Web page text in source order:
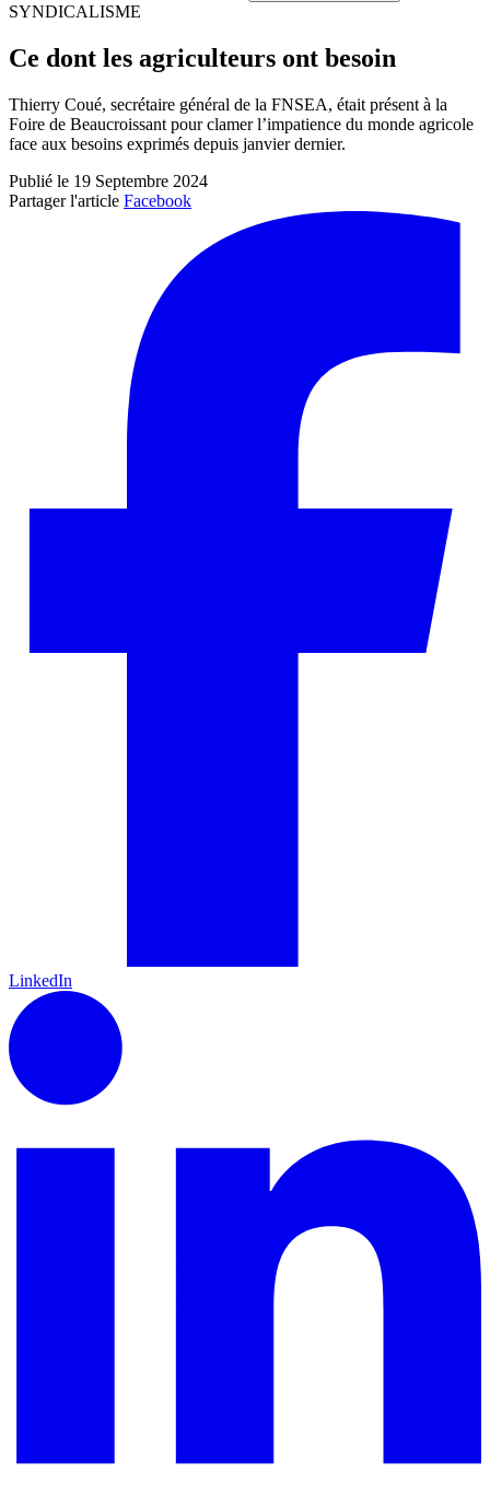
SYNDICALISME
Ce dont les agriculteurs ont besoin
Thierry Coué, secrétaire général de la FNSEA, était présent à la
Foire de Beaucroissant pour clamer l’impatience du monde agricole
face aux besoins exprimés depuis janvier dernier.
Publié le 19 Septembre 2024
Partager l'article Facebook
LinkedIn